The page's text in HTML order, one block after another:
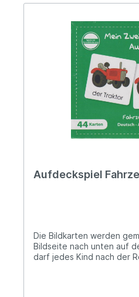
Aufdeckspiel
Die Bildkarten werden
Bildseite nach unten auf
darf jedes Kind nach der